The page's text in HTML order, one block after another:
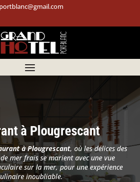
à Plougrescant
à Plougrescant, où les délices des
mer frais se marient avec une vue
sur la mer, pour une expérience
inoubliable.